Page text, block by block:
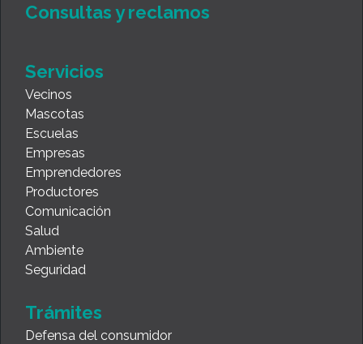
Consultas y reclamos
Servicios
Vecinos
Mascotas
Escuelas
Empresas
Emprendedores
Productores
Comunicación
Salud
Ambiente
Seguridad
Trámites
Defensa del consumidor